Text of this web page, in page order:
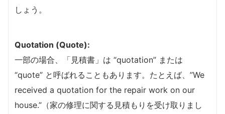
しょう。
Quotation (Quote):
一部の場合、「見積書」は “quotation” または
“quote” と呼ばれることもあります。たとえば、”We
received a quotation for the repair work on our
house.”（家の修理に関する見積もりを受け取りまし